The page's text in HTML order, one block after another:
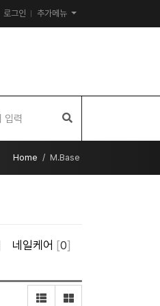
로그인 추가메뉴
Home M.Base
네일케어 [0]